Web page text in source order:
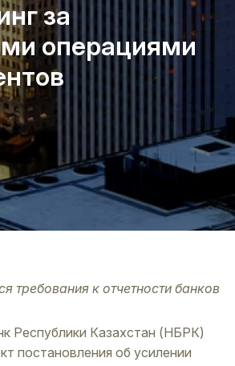
за
операциями
требования к отчетности банков
Республики Казахстан (НБРК)
постановления об усилении